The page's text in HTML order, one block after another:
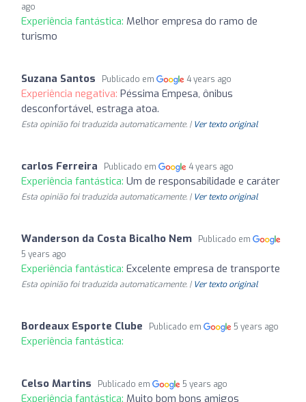
ago
Experiência fantástica: Melhor empresa do ramo de
turismo
Suzana Santos Publicado em 4 years ago
Experiência negativa: Péssima Empesa, ônibus
desconfortável, estraga atoa.
Esta opinião foi traduzida automaticamente. | Ver texto original
carlos Ferreira Publicado em 4 years ago
Experiência fantástica: Um de responsabilidade e caráter
Esta opinião foi traduzida automaticamente. | Ver texto original
Wanderson da Costa Bicalho Nem
Publicado em
5 years ago
Experiência fantástica: Excelente empresa de transporte
Esta opinião foi traduzida automaticamente. | Ver texto original
Bordeaux Esporte Clube Publicado em 5 years ago
Experiência fantástica:
Celso Martins Publicado em 5 years ago
Experiência fantástica: Muito bom bons amigos